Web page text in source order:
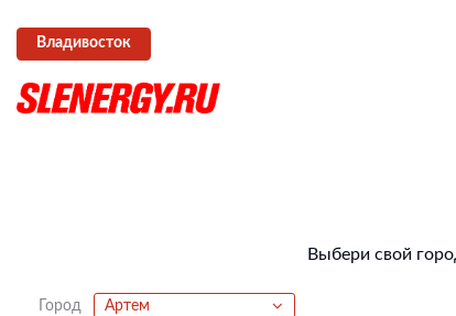
Владивосток
Выбери свой
Город Артем